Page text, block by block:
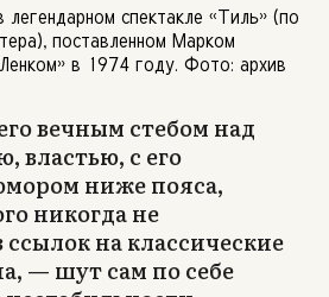
спектакле «Тиль» (по
поставленном Марком
в 1974 году. Фото: архив
вечным стебом над
властью, с его
ниже пояса,
никогда не
ссылок на классические
— шут сам по себе